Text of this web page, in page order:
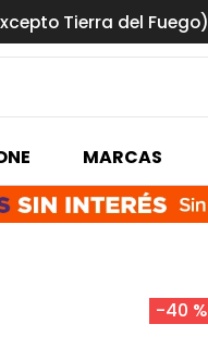
Tierra del Fuego)
MARCAS
-40 %